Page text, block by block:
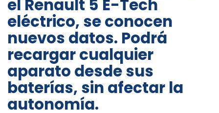
el Renault 5 E-Tech
eléctrico, se conocen
nuevos datos. Podrá
recargar cualquier
aparato desde sus
baterías, sin afectar la
autonomía.